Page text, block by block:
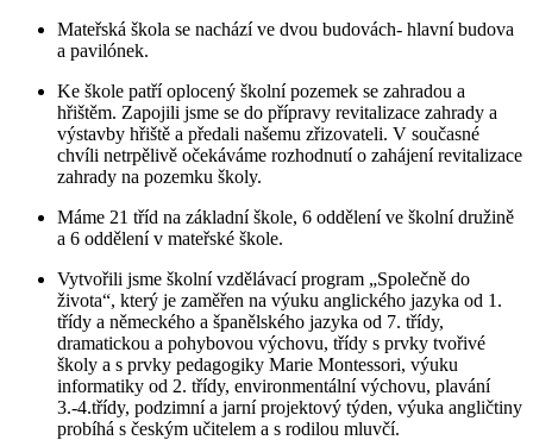
Mateřská škola se nachází ve dvou budovách- hlavní budova
a pavilónek.
Ke škole patří oplocený školní pozemek se zahradou a
hřištěm. Zapojili jsme se do přípravy revitalizace zahrady a
výstavby hřiště a předali našemu zřizovateli. V současné
chvíli netrpělivě očekáváme rozhodnutí o zahájení revitalizace
zahrady na pozemku školy.
Máme 21 tříd na základní škole, 6 oddělení ve školní družině
a 6 oddělení v mateřské škole.
Vytvořili jsme školní vzdělávací program „Společně do
života“, který je zaměřen na výuku anglického jazyka od 1.
třídy a německého a španělského jazyka od 7. třídy,
dramatickou a pohybovou výchovu, třídy s prvky tvořivé
školy a s prvky pedagogiky Marie Montessori, výuku
informatiky od 2. třídy, environmentální výchovu, plavání
3.-4.třídy, podzimní a jarní projektový týden, výuka angličtiny
probíhá s českým učitelem a s rodilou mluvčí.